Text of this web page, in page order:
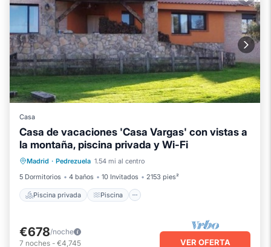
Casa
Casa de vacaciones 'Casa Vargas' con vistas a
la montaña, piscina privada y Wi-Fi
Madrid · Pedrezuela 1.54 mi al centro
5 Dormitorios
4 baños 10 Invitados 2153 pies²
Piscina privada Piscina
Piscina privada
Piscina
Balcón/Terraza
Cocina
€678/noche
7 noches - €4,745 VER OFERTA